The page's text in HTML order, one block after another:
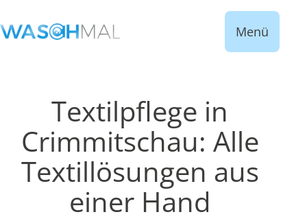
Menü
Textilpflege in
Crimmitschau: Alle
Textillösungen aus
einer Hand